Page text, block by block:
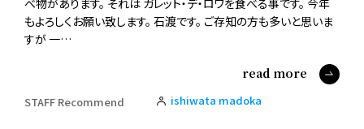
べ物があります。 それは ガレット・デ・ロワを食べる事です。 今年
もよろしくお願い致します。 石渡です。 ご存知の方も多いと思いま
すが 一…
read more
STAFF Recommend ishiwata madoka